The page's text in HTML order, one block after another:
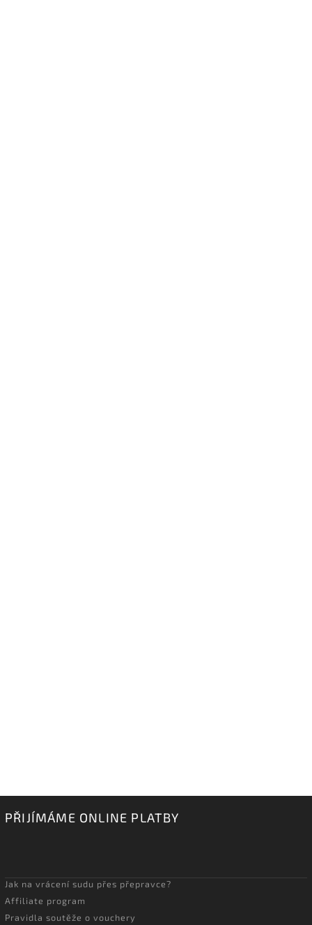
PŘIJÍMÁME ONLINE PLATBY
Jak na vrácení sudu přes přepravce?
Affiliate program
Pravidla soutěže o vouchery